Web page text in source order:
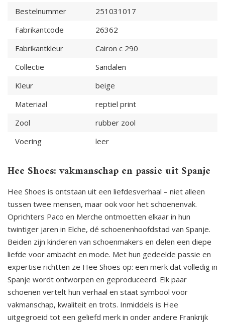
Bestelnummer
251031017
Fabrikantcode
26362
Fabrikantkleur
Cairon c 290
Collectie
Sandalen
Kleur
beige
Materiaal
reptiel print
Zool
rubber zool
Voering
leer
Hee Shoes: vakmanschap en passie uit Spanje
Hee Shoes is ontstaan uit een liefdesverhaal – niet alleen
tussen twee mensen, maar ook voor het schoenenvak.
Oprichters Paco en Merche ontmoetten elkaar in hun
twintiger jaren in Elche, dé schoenenhoofdstad van Spanje.
Beiden zijn kinderen van schoenmakers en delen een diepe
liefde voor ambacht en mode. Met hun gedeelde passie en
expertise richtten ze Hee Shoes op: een merk dat volledig in
Spanje wordt ontworpen en geproduceerd. Elk paar
schoenen vertelt hun verhaal en staat symbool voor
vakmanschap, kwaliteit en trots. Inmiddels is Hee
uitgegroeid tot een geliefd merk in onder andere Frankrijk